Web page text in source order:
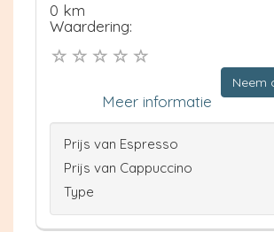
0 km
Waardering:
Neem
Meer informatie
Prijs van Espresso
Prijs van Cappuccino
Type